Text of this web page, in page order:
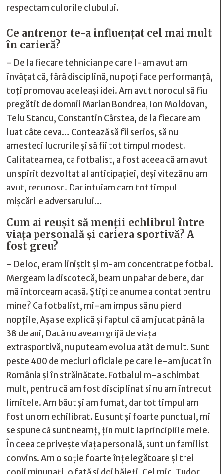
respectam culorile clubului.
Ce antrenor te-a influențat cel mai mult
în carieră?
- De la fiecare tehnician pe care l-am avut am
învățat că, fără disciplină, nu poți face performanță,
toți promovau aceleași idei. Am avut norocul să fiu
pregătit de domnii Marian Bondrea, Ion Moldovan,
Telu Stancu, Constantin Cârstea, de la fiecare am
luat câte ceva… Contează să fii serios, să nu
amesteci lucrurile și să fii tot timpul modest.
Calitatea mea, ca fotbalist, a fost aceea că am avut
un spirit dezvoltat al anticipației, deși viteză nu am
avut, recunosc. Dar intuiam cam tot timpul
mișcările adversarului…
Cum ai reușit să menții echlibrul între
viața personală și cariera sportivă? A
fost greu?
- Deloc, eram liniștit și m-am concentrat pe fotbal.
Mergeam la discotecă, beam un pahar de bere, dar
mă întorceam acasă. Știți ce anume a contat pentru
mine? Ca fotbalist, mi-am impus să nu pierd
nopțile, Așa se explică și faptul că am jucat până la
38 de ani, Dacă nu aveam grijă de viața
extrasportivă, nu puteam evolua atât de mult. Sunt
peste 400 de meciuri oficiale pe care le-am jucat în
România și în străinătate. Fotbalul m-a schimbat
mult, pentru că am fost disciplinat și nu am întrecut
limitele. Am băut și am fumat, dar tot timpul am
fost un om echilibrat. Eu sunt și foarte punctual, mi
se spune că sunt neamț, țin mult la principiile mele.
În ceea ce privește viața personală, sunt un familist
convins. Am o soție foarte înțelegătoare și trei